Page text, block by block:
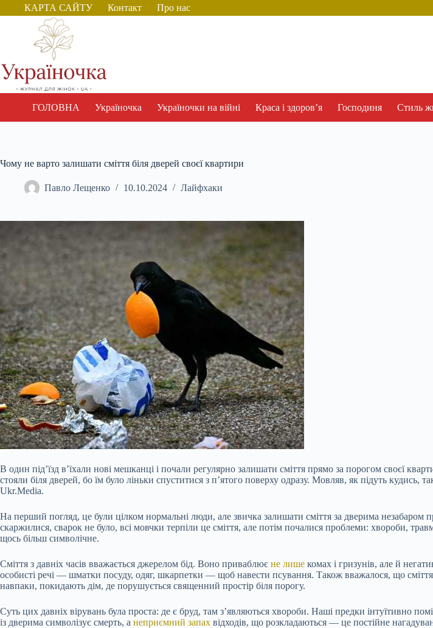
Перейти
до
КАРТА САЙТУ Контакт Про нас
ГОЛОВНА Україночка Україночки на війні Краса і здоров’я Господиня Стиль
Чому не варто залишати сміття біля дверей своєї квартири
Павло Лещенко 10.10.2024 Лайфхаки
В один під’їзд в’їхали нові мешканці і почали регулярно залишати сміття прямо за порогом своєї
стояли біля дверей, бо їм було ліньки спуститися з п’ятого поверху одразу. Мовляв, як підуть кудись,
Ukr.Media.
На перший погляд, це були цілком нормальні люди, але звичка залишати сміття за дверима незабаром
скаржилися, сварок не було, всі мовчки терпіли це сміття, але потім почалися проблеми: хвороби,
щось більш символічне.
Сміття з давніх часів вважається джерелом бід. Воно приваблює не лише комах і гризунів, але й
особисті речі — шматки посуду, одяг, шкарпетки — щоб навести псування. Також вважалося, що
навпаки, покидають дім, де порушується священний простір біля порогу.
Суть цих давніх вірувань була проста: де є бруд, там з’являються хвороби. Наші предки інтуїтивно
із дверима символізує смерть, а неприємний запах відходів, що розкладаються — це постійне